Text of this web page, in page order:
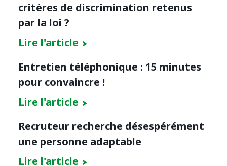
critères de discrimination retenus
par la loi ?
Lire l'article
Entretien téléphonique : 15 minutes
pour convaincre !
Lire l'article
Recruteur recherche désespérément
une personne adaptable
Lire l'article